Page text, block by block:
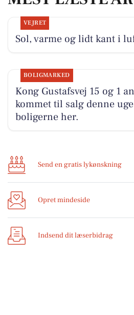
VEJRET
Sol, varme og lidt kant i
BOLIGMARKED
Kong Gustafsvej 15 og 1
kommet til salg denne
boligerne her.
Send en gratis lykønskning
Opret mindeside
Indsend dit læserbidrag